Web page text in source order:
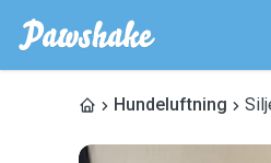
Hundeluftning